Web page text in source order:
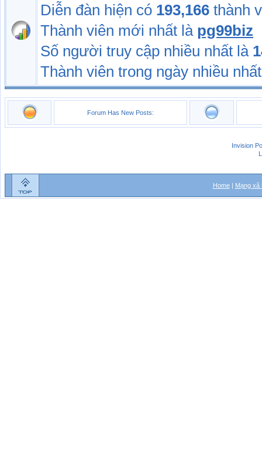
Diễn đàn hiện có 193,166 thành
Thành viên mới nhất là pg99biz
Số người truy cập nhiều nhất là
Thành viên trong ngày nhiều
Forum Has New Posts:
Invision
Home| Mạng xã